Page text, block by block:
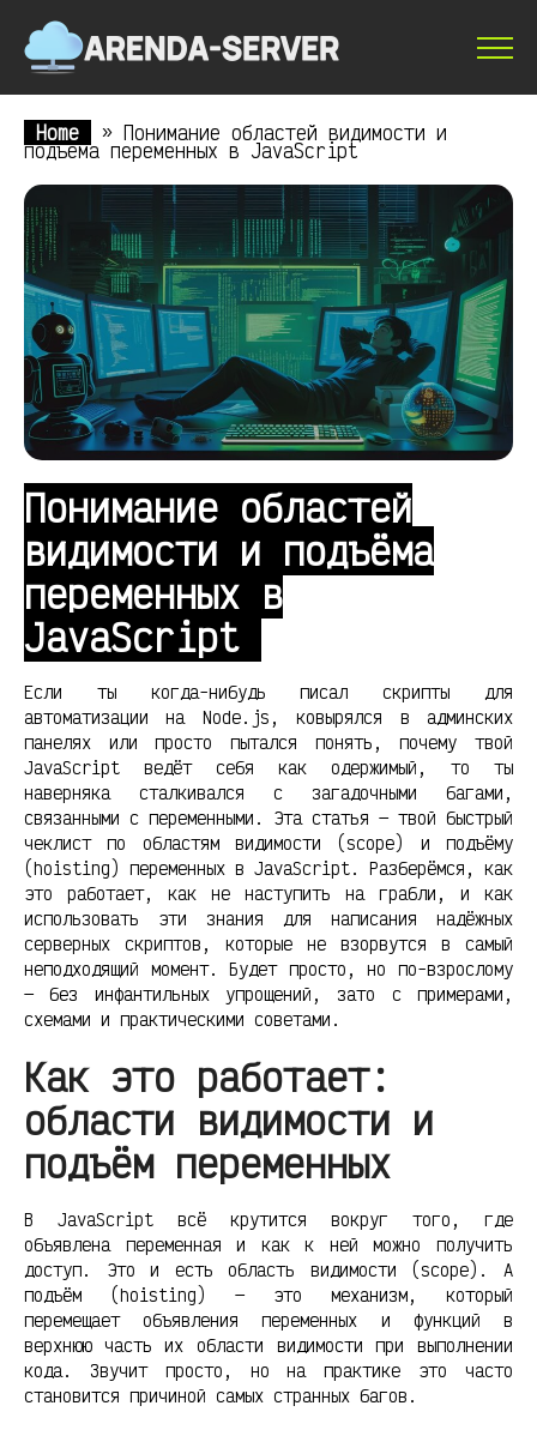
Home » Понимание областей видимости и
подъёма переменных в JavaScript
Понимание областей
видимости и подъёма
переменных в
JavaScript
Если ты когда-нибудь писал скрипты для
автоматизации на Node.js, ковырялся в админских
панелях или просто пытался понять, почему твой
JavaScript ведёт себя как одержимый, то ты
наверняка сталкивался с загадочными багами,
связанными с переменными. Эта статья — твой быстрый
чеклист по областям видимости (scope) и подъёму
(hoisting) переменных в JavaScript. Разберёмся, как
это работает, как не наступить на грабли, и как
использовать эти знания для написания надёжных
серверных скриптов, которые не взорвутся в самый
неподходящий момент. Будет просто, но по-взрослому
— без инфантильных упрощений, зато с примерами,
схемами и практическими советами.
Как это работает:
области видимости и
подъём переменных
В JavaScript всё крутится вокруг того, где
объявлена переменная и как к ней можно получить
доступ. Это и есть область видимости (scope). А
подъём (hoisting) — это механизм, который
перемещает объявления переменных и функций в
верхнюю часть их области видимости при выполнении
кода. Звучит просто, но на практике это часто
становится причиной самых странных багов.